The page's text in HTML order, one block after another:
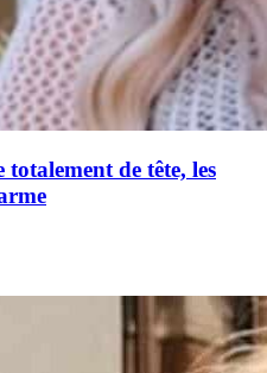
totalement de tête, les